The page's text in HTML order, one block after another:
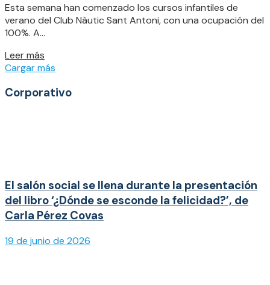
Esta semana han comenzado los cursos infantiles de
verano del Club Nàutic Sant Antoni, con una ocupación del
100%. A...
Leer más
Cargar más
Corporativo
El salón social se llena durante la presentación
del libro ‘¿Dónde se esconde la felicidad?’, de
Carla Pérez Covas
19 de junio de 2026